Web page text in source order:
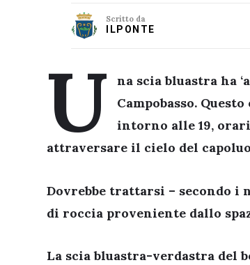
Scritto da
ILPONTE
U
na scia bluastra ha
Campobasso.
intorno alle 19,
attraversare il cielo del
Dovrebbe trattarsi – secondo
di roccia proveniente dallo
La scia bluastra-verdastra del